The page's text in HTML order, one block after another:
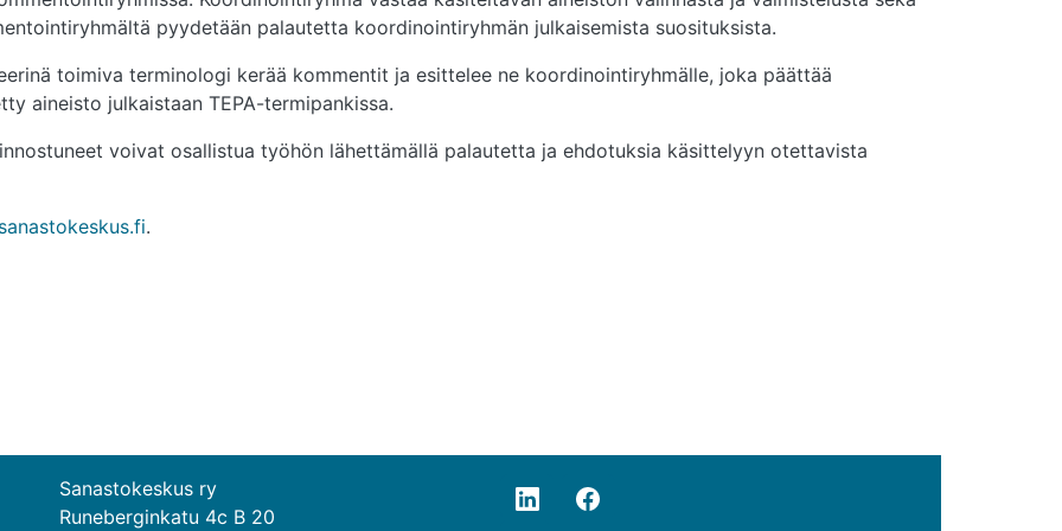
pyydetään palautetta koordinointiryhmän julkaisemista suosituksista.
toimiva terminologi kerää kommentit ja esittelee ne koordinointiryhmälle, joka päättää
aineisto julkaistaan TEPA-termipankissa.
voivat osallistua työhön lähettämällä palautetta ja ehdotuksia käsittelyyn otettavista
.
Sanastokeskus ry
Runeberginkatu 4c B 20